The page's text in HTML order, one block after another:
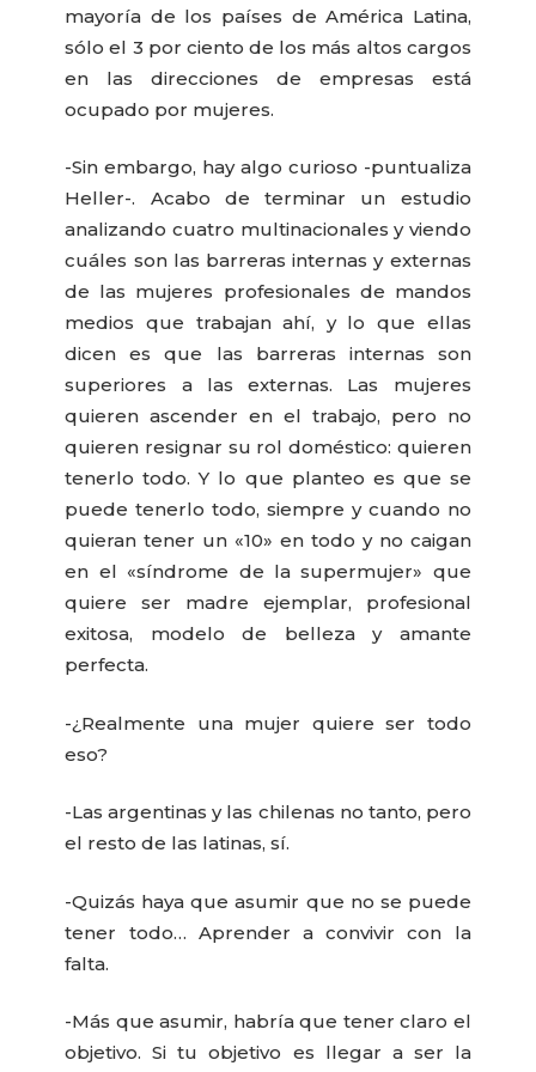
mayoría de los países de América Latina,
sólo el 3 por ciento de los más altos cargos
en las direcciones de empresas está
ocupado por mujeres.
-Sin embargo, hay algo curioso -puntualiza
Heller-. Acabo de terminar un estudio
analizando cuatro multinacionales y viendo
cuáles son las barreras internas y externas
de las mujeres profesionales de mandos
medios que trabajan ahí, y lo que ellas
dicen es que las barreras internas son
superiores a las externas. Las mujeres
quieren ascender en el trabajo, pero no
quieren resignar su rol doméstico: quieren
tenerlo todo. Y lo que planteo es que se
puede tenerlo todo, siempre y cuando no
quieran tener un «10» en todo y no caigan
en el «síndrome de la supermujer» que
quiere ser madre ejemplar, profesional
exitosa, modelo de belleza y amante
perfecta.
-¿Realmente una mujer quiere ser todo
eso?
-Las argentinas y las chilenas no tanto, pero
el resto de las latinas, sí.
-Quizás haya que asumir que no se puede
tener todo… Aprender a convivir con la
falta.
-Más que asumir, habría que tener claro el
objetivo. Si tu objetivo es llegar a ser la